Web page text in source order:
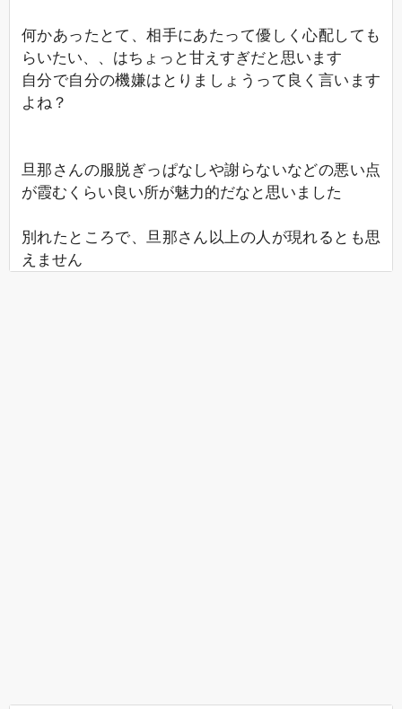
何かあったとて、相手にあたって優しく心配しても
らいたい、、はちょっと甘えすぎだと思います
自分で自分の機嫌はとりましょうって良く言います
よね？
旦那さんの服脱ぎっぱなしや謝らないなどの悪い点
が霞むくらい良い所が魅力的だなと思いました
別れたところで、旦那さん以上の人が現れるとも思
えません